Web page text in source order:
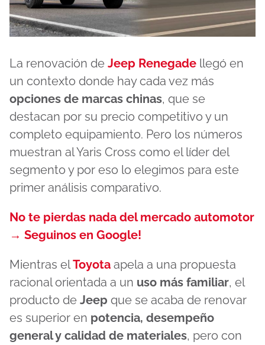
La renovación de Jeep Renegade llegó en
un contexto donde hay cada vez más
opciones de marcas chinas, que se
destacan por su precio competitivo y un
completo equipamiento. Pero los números
muestran al Yaris Cross como el líder del
segmento y por eso lo elegimos para este
primer análisis comparativo.
No te pierdas nada del mercado automotor
→ Seguinos en Google!
Mientras elToyota apela a una propuesta
racional orientada a un uso más familiar, el
producto de Jeep que se acaba de renovar
es superior en potencia, desempeño
general y calidad de materiales, pero con